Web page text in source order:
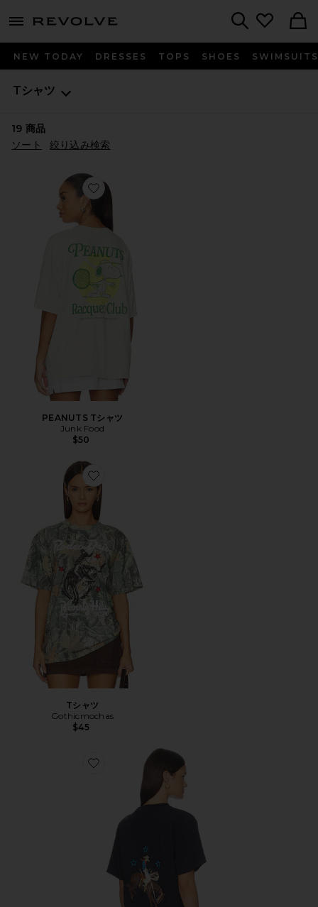
menu - shows more content
NEW TODAY DRESSES TOPS SHOES SWIMSUITS
Tシャツ
19 商品
ソート
絞り込み検索
Favorite PEANUTS Tシャツ
PEANUTS Tシャツ
Junk Food
$50
Favorite Tシャツ
Tシャツ
Gothicmochas
$45
Favorite Tシャツ